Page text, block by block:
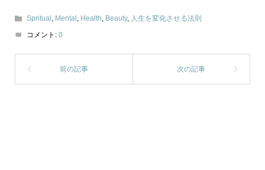
Spritual Mental Health Beauty, 人生を変化させる法則
コメント: 0